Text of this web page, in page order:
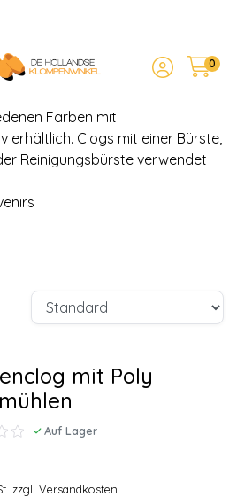
Clogs
Farben mit
erhältlich. Clogs mit einer Bürste,
Reinigungsbürste verwendet
mit Poly
Auf Lager
zzgl. Versandkosten